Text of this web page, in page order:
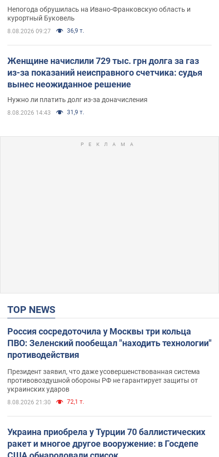
Непогода обрушилась на Ивано-Франковскую область и
курортный Буковель
8.08.2026 09:27 36,9 т.
Женщине начислили 729 тыс. грн долга за газ
из-за показаний неисправного счетчика: судья
вынес неожиданное решение
Нужно ли платить долг из-за доначисления
8.08.2026 14:43 31,9 т.
TOP NEWS
Россия сосредоточила у Москвы три кольца
ПВО: Зеленский пообещал "находить технологии"
противодействия
Президент заявил, что даже усовершенствованная система
противовоздушной обороны РФ не гарантирует защиты от
украинских ударов
8.08.2026 21:30 72,1 т.
Украина приобрела у Турции 70 баллистических
ракет и многое другое вооружение: в Госдепе